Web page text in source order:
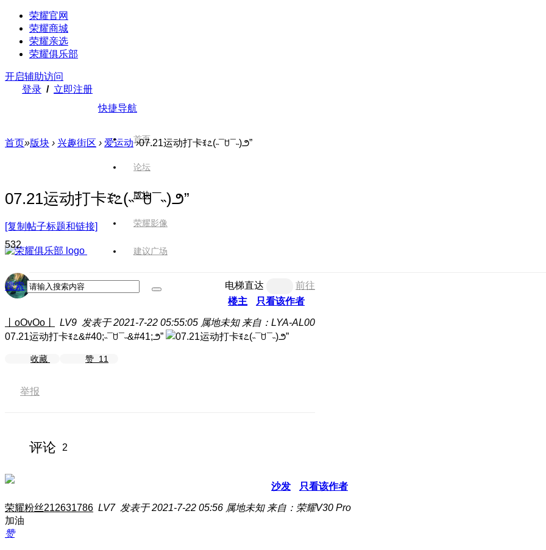
荣耀官网
荣耀商城
荣耀亲选
荣耀俱乐部
开启辅助访问
登录 / 立即注册
快捷导航
首页
论坛
版块
荣耀影像
建议广场
搜索
首页»版块 › 兴趣街区 › 爱运动 ›07.21运动打卡ꉂ೭(˵¯ꇴ¯˵)౨”
07.21运动打卡ꉂ೭(˵¯ꇴ¯˵)౨”
[复制帖子标题和链接]
532
电梯直达
前往
楼主
只看该作者
丨oOvOo丨 LV9 发表于 2021-7-22 05:55:05 属地未知 来自：LYA-AL00
07.21运动打卡ꉂ೭&#40;˵¯ꇴ¯˵&#41;౨”
收藏 赞 11
举报
评论 2
沙发 只看该作者
荣耀粉丝212631786 LV7 发表于 2021-7-22 05:56 属地未知 来自：荣耀V30 Pro
加油
赞